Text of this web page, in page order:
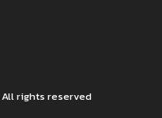
All rights reserved